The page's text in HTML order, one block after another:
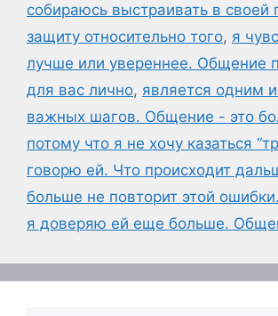
собираюсь выстраивать в своей
защиту относительно того, я
лучше или увереннее. Общение
для вас лично, является одним
важных шагов. Общение - это
потому что я не хочу казаться
говорю ей. Что происходит
больше не повторит этой
я доверяю ей еще больше.